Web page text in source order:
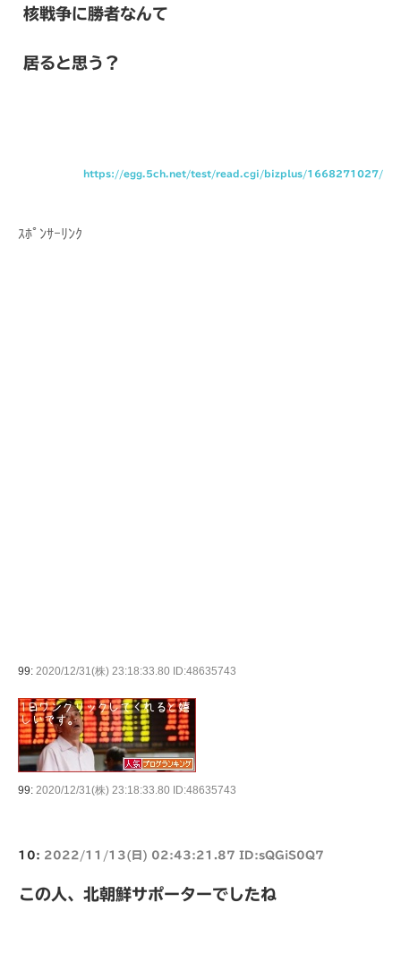
核戦争に勝者なんて
居ると思う？
https://egg.5ch.net/test/read.cgi/bizplus/1668271027/
ｽﾎﾟﾝｻｰﾘﾝｸ
99: 2020/12/31(株) 23:18:33.80 ID:48635743
99: 2020/12/31(株) 23:18:33.80 ID:48635743
10: 2022/11/13(日) 02:43:21.87 ID:sQGiS0Q7
この人、北朝鮮サポーターでしたね